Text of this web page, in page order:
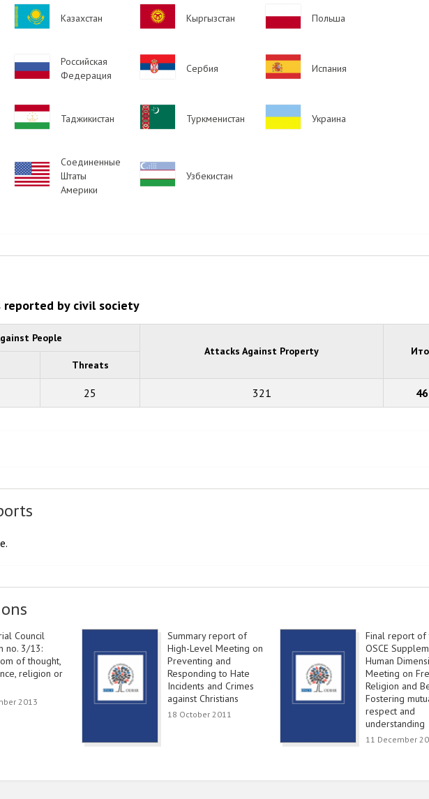
Image
Казахстан
Image
Кыргызстан Польша
Image
Российская
Федерация
Image
Сербия
Image
Испания
Image
Таджикистан
Image
Туркменистан Украина
Image
Соединенные
Штаты
Америки
Image
Узбекистан
by civil society
People
Attacks Against Property
Threats
25 321
Council
no. 3/13:
of thought,
religion or
2013
Summary report of
High-Level Meeting on
Preventing and
Responding to Hate
Incidents and Crimes
against Christians
18 October 2011
Final report of
OSCE
Human
Meeting on
Religion and
Fostering
respect and
understanding
11 December